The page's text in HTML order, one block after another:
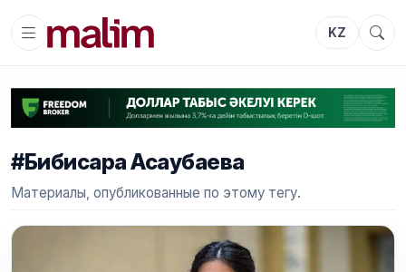
KZ
#Бибисара Асаубаева
Материалы, опубликованные по этому тегу.